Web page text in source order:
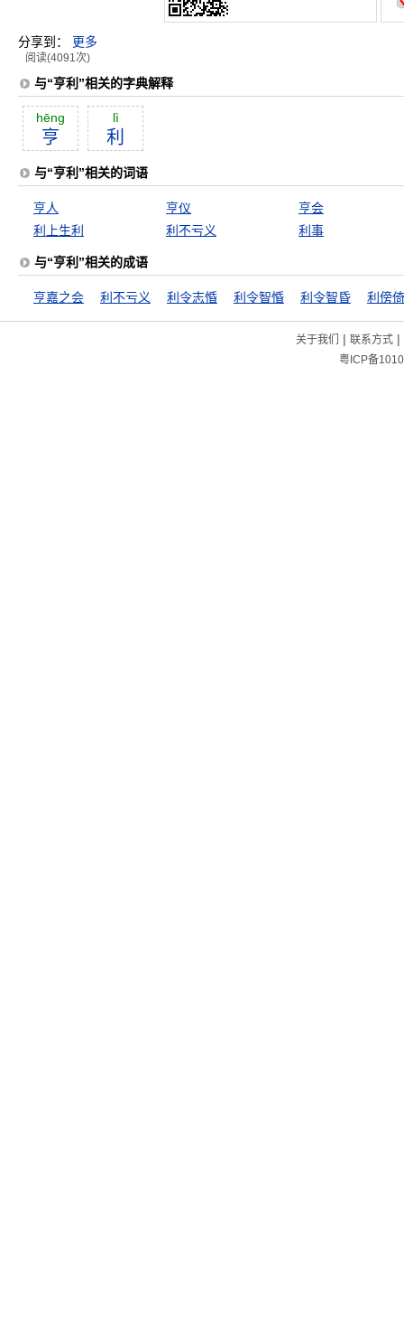
分享到： 更多
阅读(4091次)
与“亨利”相关的字典解释
hēng
亨
lì
利
与“亨利”相关的词语
亨人 亨仪
亨会
利上生利
利不亏义 利事
与“亨利”相关的成语
亨嘉之会 利不亏义 利令志惛 利令智惛 利令智昏 利傍
关于我们 | 联系方式|
粤ICP备